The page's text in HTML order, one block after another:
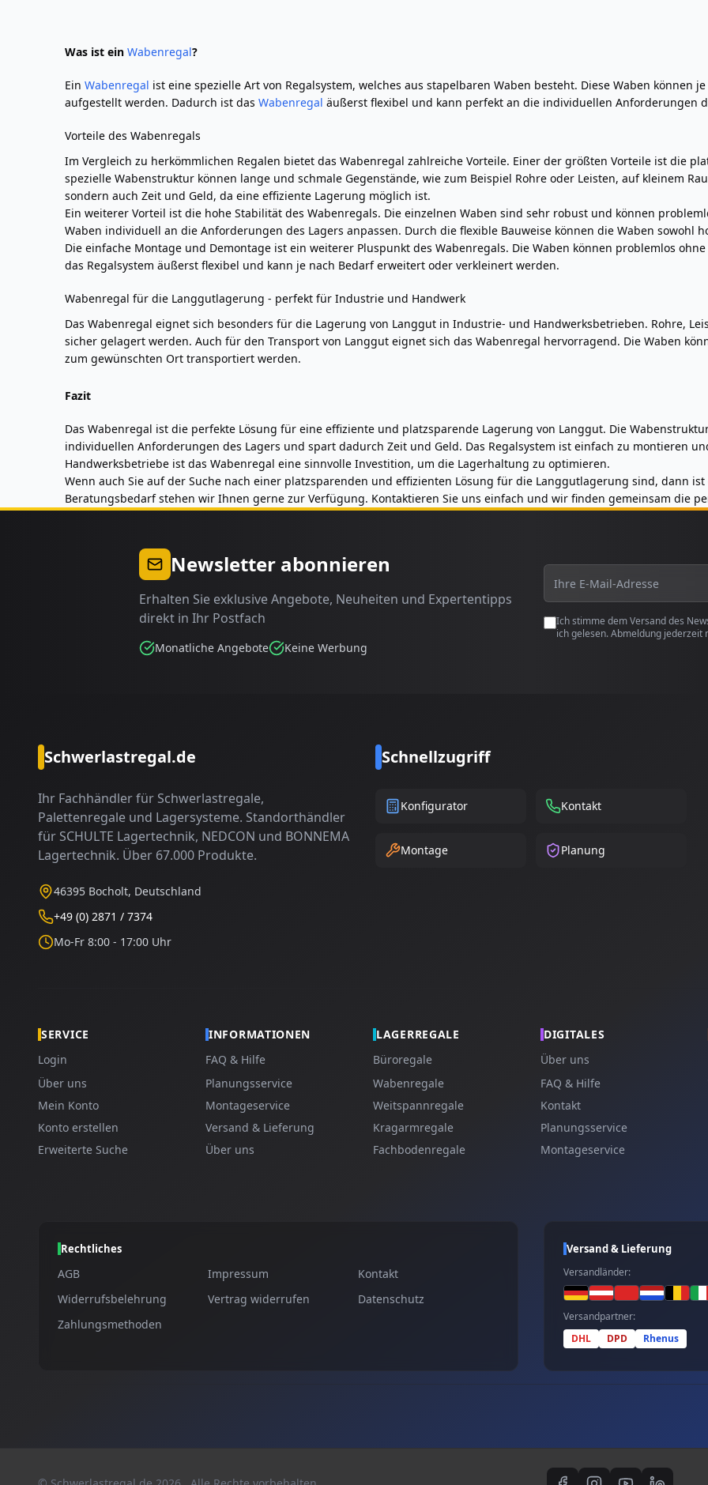
Was ist ein Wabenregal?
Ein Wabenregal ist eine spezielle Art von Regalsystem, welches aus stapelbaren Waben besteht. Diese Waben können
aufgestellt werden. Dadurch ist das Wabenregal äußerst flexibel und kann perfekt an die individuellen Anforderungen
Vorteile des Wabenregals
Im Vergleich zu herkömmlichen Regalen bietet das Wabenregal zahlreiche Vorteile. Einer der größten Vorteile ist die
spezielle Wabenstruktur können lange und schmale Gegenstände, wie zum Beispiel Rohre oder Leisten, auf kleinem
sondern auch Zeit und Geld, da eine effiziente Lagerung möglich ist.
Ein weiterer Vorteil ist die hohe Stabilität des Wabenregals. Die einzelnen Waben sind sehr robust und können
Waben individuell an die Anforderungen des Lagers anpassen. Durch die flexible Bauweise können die Waben sowohl
Die einfache Montage und Demontage ist ein weiterer Pluspunkt des Wabenregals. Die Waben können problemlos
das Regalsystem äußerst flexibel und kann je nach Bedarf erweitert oder verkleinert werden.
Wabenregal für die Langgutlagerung - perfekt für Industrie und Handwerk
Das Wabenregal eignet sich besonders für die Lagerung von Langgut in Industrie- und Handwerksbetrieben. Rohre,
sicher gelagert werden. Auch für den Transport von Langgut eignet sich das Wabenregal hervorragend. Die Waben
zum gewünschten Ort transportiert werden.
Fazit
Das Wabenregal ist die perfekte Lösung für eine effiziente und platzsparende Lagerung von Langgut. Die
individuellen Anforderungen des Lagers und spart dadurch Zeit und Geld. Das Regalsystem ist einfach zu montieren
Handwerksbetriebe ist das Wabenregal eine sinnvolle Investition, um die Lagerhaltung zu optimieren.
Wenn auch Sie auf der Suche nach einer platzsparenden und effizienten Lösung für die Langgutlagerung sind, dann
Beratungsbedarf stehen wir Ihnen gerne zur Verfügung. Kontaktieren Sie uns einfach und wir finden gemeinsam die
Newsletter abonnieren
Erhalten Sie exklusive Angebote, Neuheiten und Expertentipps
direkt in Ihr Postfach
Monatliche Angebote Keine Werbung
Ich stimme dem Versand des
ich gelesen. Abmeldung jederzeit
Schwerlastregal.de
Ihr Fachhändler für Schwerlastregale,
Palettenregale und Lagersysteme. Standorthändler
für SCHULTE Lagertechnik, NEDCON und BONNEMA
Lagertechnik. Über 67.000 Produkte.
46395 Bocholt, Deutschland
+49 (0) 2871 / 7374
Mo-Fr 8:00 - 17:00 Uhr
Schnellzugriff
Konfigurator Kontakt
Montage Planung
SERVICE
Login
Über uns
Mein Konto
Konto erstellen
Erweiterte Suche
INFORMATIONEN
FAQ & Hilfe
Planungsservice
Montageservice
Versand & Lieferung
Über uns
LAGERREGALE
Büroregale
Wabenregale
Weitspannregale
Kragarmregale
Fachbodenregale
DIGITALES
Über uns
FAQ & Hilfe
Kontakt
Planungsservice
Montageservice
Rechtliches
AGB Impressum
Kontakt
Widerrufsbelehrung
Vertrag widerrufen
Datenschutz
Zahlungsmethoden
Versand & Lieferung
Versandländer:
Versandpartner:
DHL
DPD Rhenus